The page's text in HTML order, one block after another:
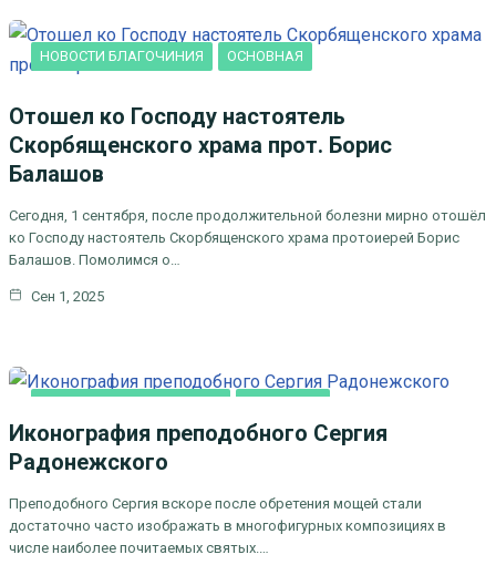
НОВОСТИ БЛАГОЧИНИЯ ОСНОВНАЯ
Отошел ко Господу настоятель
Скорбященского храма прот. Борис
Балашов
Сегодня, 1 сентября, после продолжительной болезни мирно отошёл
ко Господу настоятель Скорбященского храма протоиерей Борис
Балашов. Помолимся о…
Сен 1, 2025
Иконография преподобного Сергия
Радонежского
Преподобного Сергия вскоре после обретения мощей стали
достаточно часто изображать в многофигурных композициях в
числе наиболее почитаемых святых.…